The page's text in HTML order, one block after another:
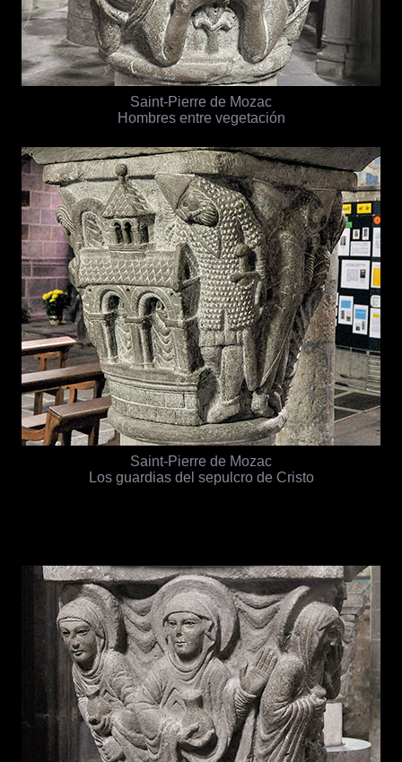
Saint-Pierre de Mozac
Hombres entre vegetación
Saint-Pierre de Mozac
Los guardias del sepulcro de Cristo